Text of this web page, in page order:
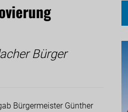
Bürger
Bürgermeister Günther